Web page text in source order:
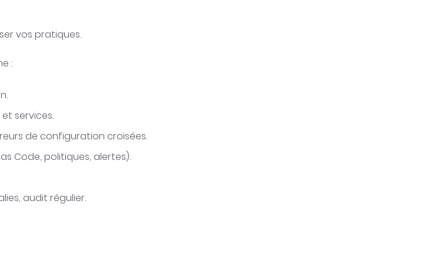
vos pratiques.
:
services.
de configuration croisées.
Code, politiques, alertes).
audit régulier.